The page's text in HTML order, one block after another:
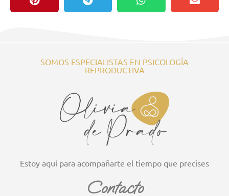
SOMOS ESPECIALISTAS EN PSICOLOGÍA
REPRODUCTIVA
Estoy aquí para acompañarte el tiempo que precises
Contacto